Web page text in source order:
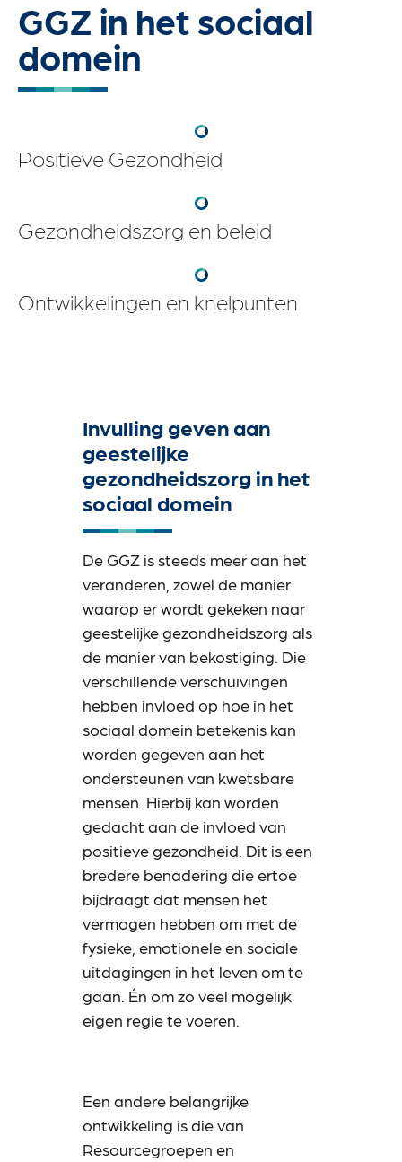
GGZ in het sociaal
domein
Positieve Gezondheid
Gezondheidszorg en beleid
Ontwikkelingen en knelpunten
Invulling geven aan
geestelijke
gezondheidszorg in het
sociaal domein
De GGZ is steeds meer aan het
veranderen, zowel de manier
waarop er wordt gekeken naar
geestelijke gezondheidszorg als
de manier van bekostiging. Die
verschillende verschuivingen
hebben invloed op hoe in het
sociaal domein betekenis kan
worden gegeven aan het
ondersteunen van kwetsbare
mensen. Hierbij kan worden
gedacht aan de invloed van
positieve gezondheid. Dit is een
bredere benadering die ertoe
bijdraagt dat mensen het
vermogen hebben om met de
fysieke, emotionele en sociale
uitdagingen in het leven om te
gaan. Én om zo veel mogelijk
eigen regie te voeren.
Een andere belangrijke
ontwikkeling is die van
Resourcegroepen en